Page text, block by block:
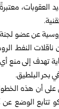
عن عضو
ناقلات النفط
تهدف إلى
بحر البلطيق.
أن هذه
تتابع الوضع